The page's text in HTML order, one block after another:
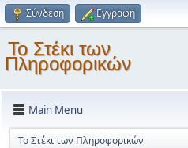
Σύνδεση Εγγραφή
Το Στέκι των
Πληροφορικών
Main Menu
Το Στέκι των Πληροφορικών